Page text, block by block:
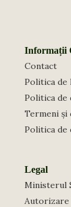
Informații
Contact
Politica
Politica de
Termeni și
Politica
Legal
Ministerul
Autorizare